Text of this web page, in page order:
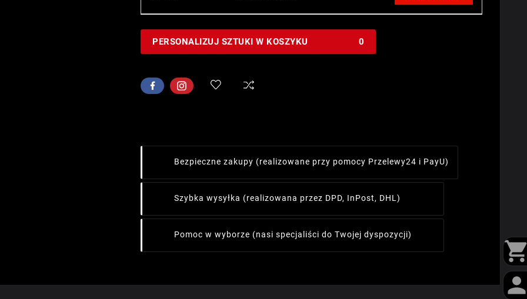
PERSONALIZUJ SZTUKI W KOSZYKU 0
Bezpieczne zakupy (realizowane przy pomocy Przelewy24 i PayU)
Szybka wysyłka (realizowana przez DPD, InPost, DHL)
Pomoc w wyborze (nasi specjaliści do Twojej dyspozycji)